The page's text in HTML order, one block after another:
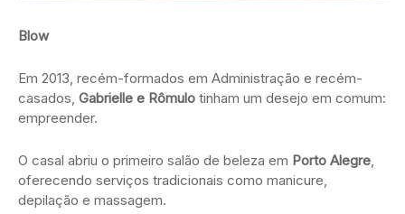
Blow
Em 2013, recém-formados em Administração e recém-
casados, Gabrielle e Rômulo tinham um desejo em comum:
empreender.
O casal abriu o primeiro salão de beleza em Porto Alegre,
oferecendo serviços tradicionais como manicure,
depilação e massagem.